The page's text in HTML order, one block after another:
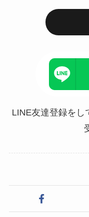
LINE友達登録をし